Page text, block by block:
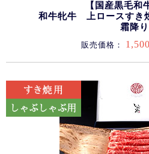
【国産黒毛和
和牛牝牛 上ロースすき
霜降り
販売価格：